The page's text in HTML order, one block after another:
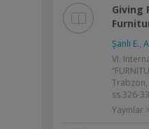
Giving
Şanlı E.,
VI.
Trabzon,
ss.326-
Yayınlar